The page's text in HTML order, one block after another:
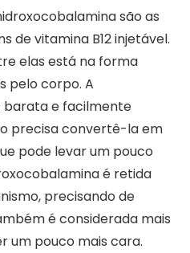
são as
de vitamina B12 injetável.
elas está na forma
pelo corpo. A
barata e facilmente
precisa convertê-la em
pode levar um pouco
é retida
precisando de
é considerada mais
um pouco mais cara.